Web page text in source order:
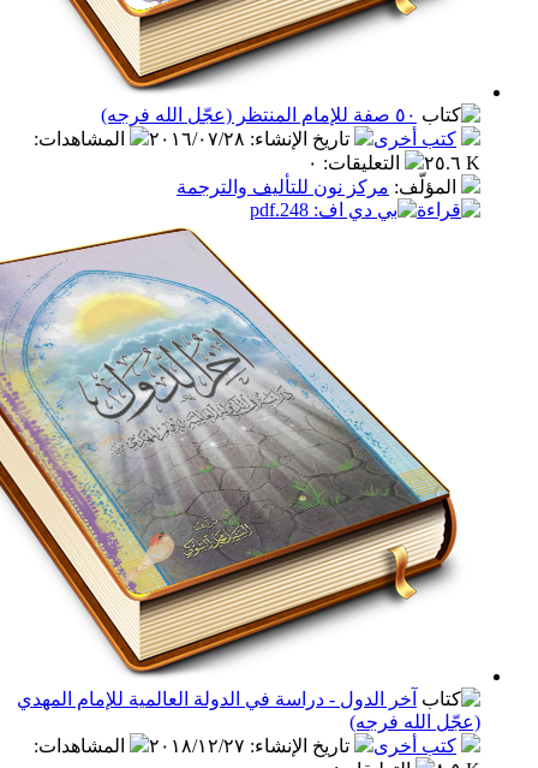
أخرى
تاريخ الإنشاء :٢٠١٦/٠٧/٢٨ المشاهدات:
التعليقات:٠
مركز نون للتأليف والترجمة
آخر الدول - دراسة في الدولة العالمية للإمام المهدي
فرجه)
أخرى
تاريخ الإنشاء :٢٠١٨/١٢/٢٧ المشاهدات: